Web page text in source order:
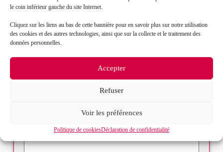
le coin inférieur gauche du site Internet.
Cliquez sur les liens au bas de cette bannière pour en savoir plus sur notre utilisation
des cookies et des autres technologies, ainsi que sur la collecte et le traitement des
données personnelles.
Accepter
Refuser
Voir les préférences
Politique de cookiesDéclaration de confidentialité
Sélectionnez votre bureau